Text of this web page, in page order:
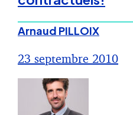
Arnaud PILLOIX
23 septembre 2010